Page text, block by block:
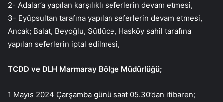
2- Adalar’a yapılan karşılıklı seferlerin devam etmesi,
3- Eyüpsultan tarafına yapılan seferlerin devam etmesi,
Ancak; Balat, Beyoğlu, Sütlüce, Hasköy sahil tarafına
yapılan seferlerin iptal edilmesi,
TCDD ve DLH Marmaray Bölge Müdürlüğü;
1 Mayıs 2024 Çarşamba günü saat 05.30’dan itibaren;